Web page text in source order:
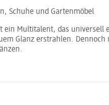
Schuhe und Gartenmöbel
ein Multitalent, das
Glanz erstrahlen.